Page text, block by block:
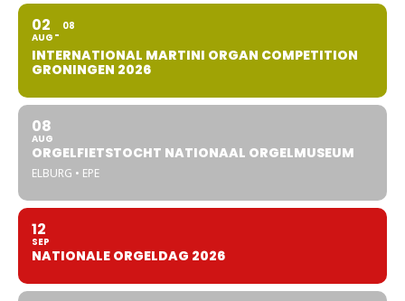
02
AUG
08
INTERNATIONAL MARTINI ORGAN COMPETITION
GRONINGEN 2026
08
AUG
ORGELFIETSTOCHT NATIONAAL ORGELMUSEUM
ELBURG • EPE
12
SEP
NATIONALE ORGELDAG 2026